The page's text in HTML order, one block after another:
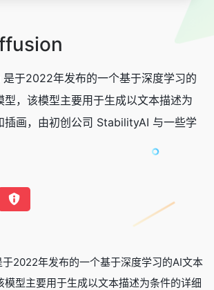
于2022年发布的一个基于深度学习的
型，该模型主要用于生成以文本描述为
插画，由初创公司 StabilityAI 与一些学
2022年发布的一个基于深度学习的AI文本
模型主要用于生成以文本描述为条件的详细